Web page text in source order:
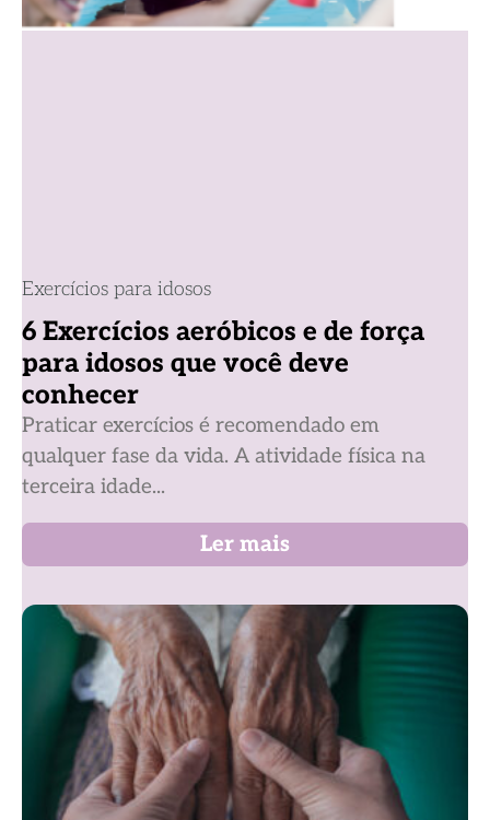
Exercícios para idosos
6 Exercícios aeróbicos e de força
para idosos que você deve
conhecer
Praticar exercícios é recomendado em
qualquer fase da vida. A atividade física na
terceira idade...
Ler mais